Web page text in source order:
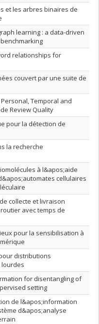
et les arbres binaires de
learning : a data-driven
relationships for
couvert par une suite de
Temporal and
Review Quality
pour la détection de
la recherche
à l&apos;aide
cellulaires
collecte et livraison
avec temps de
pour la sensibilisation à
distributions
for disentangling of
setting
de l&apos;information
d&apos;analyse